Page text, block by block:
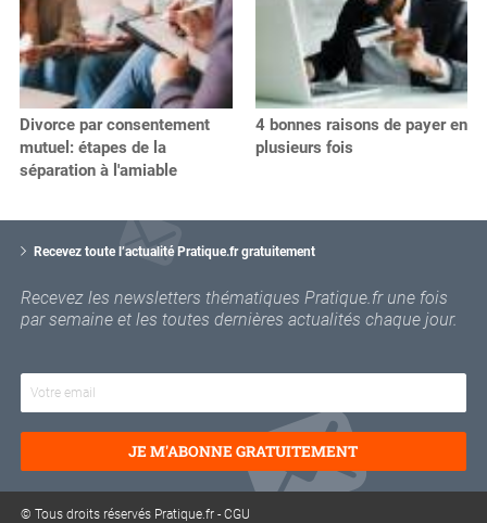
Divorce par consentement
mutuel: étapes de la
séparation à l'amiable
4 bonnes raisons de payer en
plusieurs fois
Recevez toute l’actualité Pratique.fr gratuitement
Recevez les newsletters thématiques Pratique.fr une fois
par semaine et les toutes dernières actualités chaque jour.
o
r
e
e
JE M'ABONNE GRATUITEMENT
© Tous droits réservés Pratique.fr -CGU